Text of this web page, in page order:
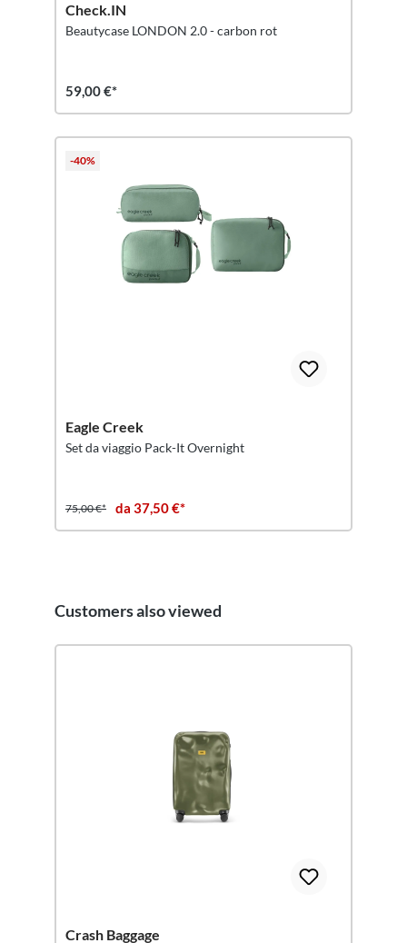
Check.IN
Beautycase LONDON 2.0 - carbon rot
59,00 €*
-40%
Eagle Creek
Set da viaggio Pack-It Overnight
75,00 €* da 37,50 €*
Salta la galleria dei prodotti
Customers also viewed
Crash Baggage